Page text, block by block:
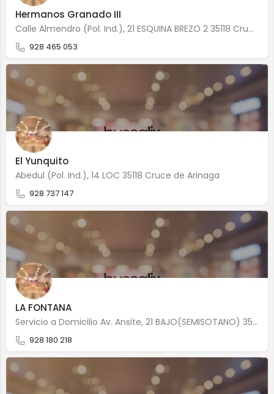
Hermanos Granado III
Calle Almendro (Pol. Ind.), 21 ESQUINA BREZO 2 35118 Cruce de Arinaga
928 465 053
El Yunquito
Abedul (Pol. Ind.), 14 LOC 35118 Cruce de Arinaga
928 737 147
LA FONTANA
Servicio a Domicilio Av. Ansite, 21 BAJO(SEMISOTANO) 35118 Cruce de Arinaga
928 180 218